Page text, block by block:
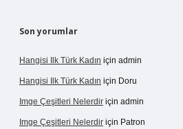
Son yorumlar
Hangisi Ilk Türk Kadın için admin
Hangisi Ilk Türk Kadın için Doru
Imge Çeşitleri Nelerdir için admin
Imge Çeşitleri Nelerdir için Patron